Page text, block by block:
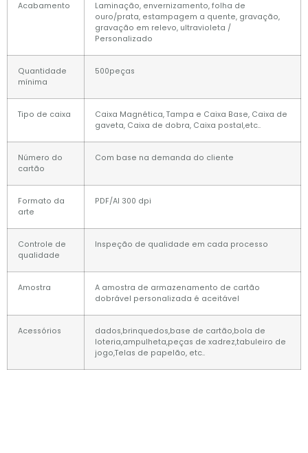
Acabamento
Laminação, envernizamento, folha de
ouro/prata, estampagem a quente, gravação,
gravação em relevo, ultravioleta /
Personalizado
Quantidade
mínima
500peças
Tipo de caixa
Caixa Magnética, Tampa e Caixa Base, Caixa de
gaveta, Caixa de dobra, Caixa postal,etc..
Número do
cartão
Com base na demanda do cliente
Formato da
arte
PDF/AI 300 dpi
Controle de
qualidade
Inspeção de qualidade em cada processo
Amostra
A amostra de armazenamento de cartão
dobrável personalizada é aceitável
Acessórios
dados,brinquedos,base de cartão,bola de
loteria,ampulheta,peças de xadrez,tabuleiro de
jogo,Telas de papelão, etc..